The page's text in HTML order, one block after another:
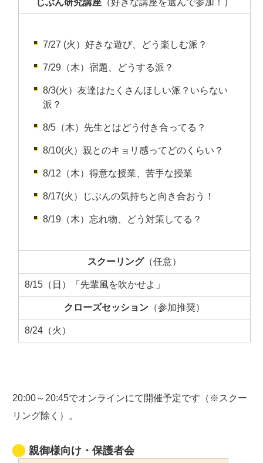
7/27 (火） 好きな遊び、どう楽しむ派？
7/29（木）宿題、どうする派？
8/3(火） 友達はたくさんほしい派？いらない
派？
8/5（木） 先生とはどう付き合ってる？
8/10(火）親とのキョリ感ってどのくらい？
8/12（木）得意な授業、苦手な授業
8/17(火） じぶんの気持ちと向き合おう！
8/19（木） 忘れ物、どう対策してる？
スクーリング（任意）
8/15（日）「先輩風を吹かせよ」
クローズセッション （参加推奨）
8/24（火）
20:00～20:45でオンラインにて開催予定です（※スクー
リング除く）。
親御様向け・保護者会